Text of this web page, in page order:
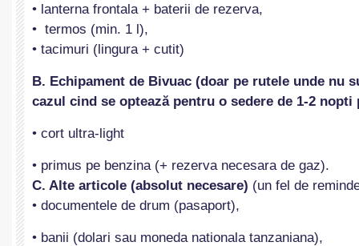
• lanterna frontala + baterii de rezerva,
• termos (min. 1 l),
• tacimuri (lingura + cutit)
B. Echipament de Bivuac (doar pe rutele unde nu
cazul cind se optează pentru o sedere de 1-2 nopti
• cort ultra-light
• primus pe benzina (+ rezerva necesara de gaz).
C. Alte articole (absolut necesare) (un fel de
• documentele de drum (pasaport),
• banii (dolari sau moneda nationala tanzaniana),